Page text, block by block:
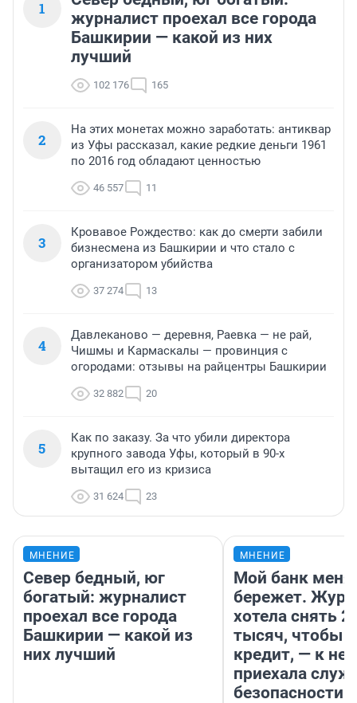
1
журналист проехал все города
Башкирии — какой из них
лучший
102 176 165
2
На этих монетах можно заработать: антиквар
из Уфы рассказал, какие редкие деньги 1961
по 2016 год обладают ценностью
46 557 11
3
Кровавое Рождество: как до смерти забили
бизнесмена из Башкирии и что стало с
организатором убийства
37 274 13
4
Давлеканово — деревня, Раевка — не рай,
Чишмы и Кармаскалы — провинция с
огородами: отзывы на райцентры Башкирии
32 882 20
5
Как по заказу. За что убили директора
крупного завода Уфы, который в 90-х
вытащил его из кризиса
31 624 23
МНЕНИЕ
Север бедный, юг
богатый: журналист
проехал все города
Башкирии — какой из
них лучший
МНЕНИЕ
Мой банк меня
бережет.
хотела снять
тысяч, чтобы
кредит, — к
приехала
безопасности